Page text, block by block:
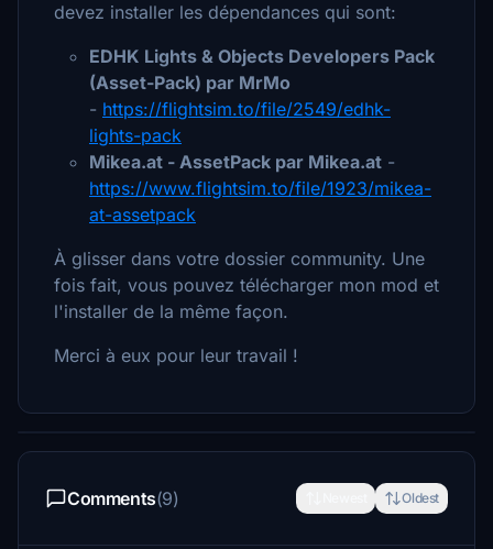
devez installer les dépendances qui sont:
EDHK Lights & Objects Developers Pack
(Asset-Pack) par MrMo
- https://flightsim.to/file/2549/edhk-
lights-pack
Mikea.at - AssetPack par Mikea.at -
https://www.flightsim.to/file/1923/mikea-
at-assetpack
À glisser dans votre dossier community. Une
fois fait, vous pouvez télécharger mon mod et
l'installer de la même façon.
Merci à eux pour leur travail !
Comments(9) Oldest